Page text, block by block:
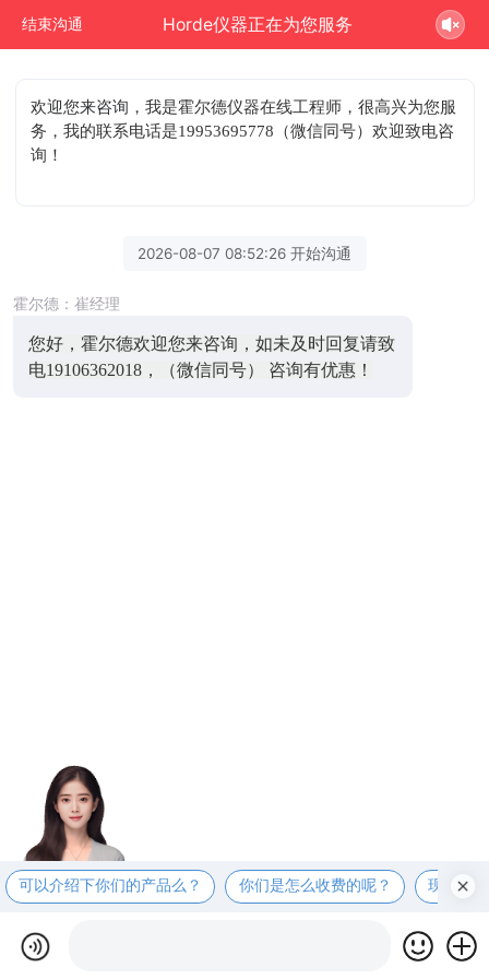
结束沟通 Horde仪器正在为您服务
欢迎您来咨询 ，我是霍尔德仪器在线工程师，很高兴为您服
务，我的联系电话是19953695778（微信同号）欢迎致电咨
询！
2026-08-07 08:52:26 开始沟通
霍尔德：崔经理
您好，霍尔德欢迎您来咨询，如未及时回复请致
电19106362018，（微信同号） 咨询有优惠！
可以介绍下你们的产品么？ 你们是怎么收费的呢？ 现在有